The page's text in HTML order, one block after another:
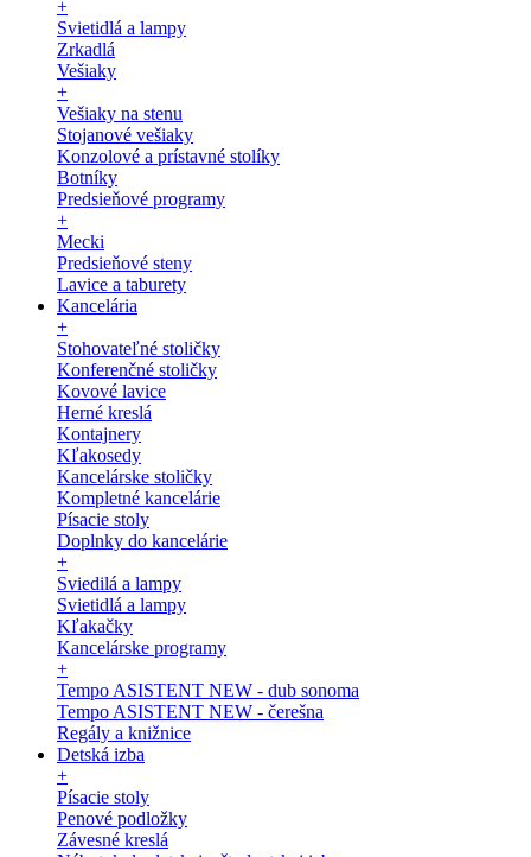
+
Svietidlá a lampy
Zrkadlá
Vešiaky
+
Vešiaky na stenu
Stojanové vešiaky
Konzolové a prístavné stolíky
Botníky
Predsieňové programy
+
Mecki
Predsieňové steny
Lavice a taburety
Kancelária
+
Stohovateľné stoličky
Konferenčné stoličky
Kovové lavice
Herné kreslá
Kontajnery
Kľakosedy
Kancelárske stoličky
Kompletné kancelárie
Písacie stoly
Doplnky do kancelárie
+
Sviedilá a lampy
Svietidlá a lampy
Kľakačky
Kancelárske programy
+
Tempo ASISTENT NEW - dub sonoma
Tempo ASISTENT NEW - čerešna
Regály a knižnice
Detská izba
+
Písacie stoly
Penové podložky
Závesné kreslá